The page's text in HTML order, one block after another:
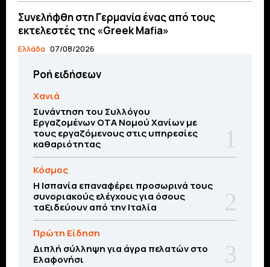
Συνελήφθη στη Γερμανία ένας από τους
εκτελεστές της «Greek Mafia»
Ελλάδα 07/08/2026
Ροή ειδήσεων
Χανιά
Συνάντηση του Συλλόγου
Εργαζομένων ΟΤΑ Νομού Χανίων με
τους εργαζόμενους στις υπηρεσίες
καθαριότητας
Κόσμος
Η Ισπανία επαναφέρει προσωρινά τους
συνοριακούς ελέγχους για όσους
ταξιδεύουν από την Ιταλία
Πρώτη Είδηση
Διπλή σύλληψη για άγρα πελατών στο
Ελαφονήσι